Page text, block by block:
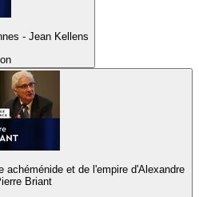
- Jean Kellens
achéménide et de l'empire d'Alexandre
Briant